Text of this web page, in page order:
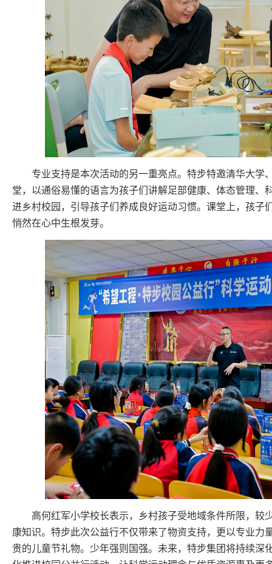
专业支持是本次活动的另一重亮点。特步特邀清华大学
堂，以通俗易懂的语言为孩子们讲解足部健康、体态管理、
进乡村校园，引导孩子们养成良好运动习惯。课堂上，孩子
悄然在心中生根发芽。
高何红军小学校长表示，乡村孩子受地域条件所限，较
康知识。特步此次公益行不仅带来了物资支持，更以专业力
贵的儿童节礼物。少年强则国强。未来，特步集团将持续深